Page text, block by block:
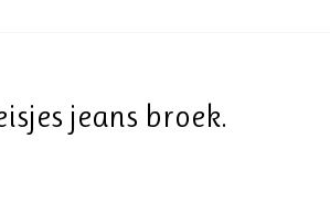
jeans broek.